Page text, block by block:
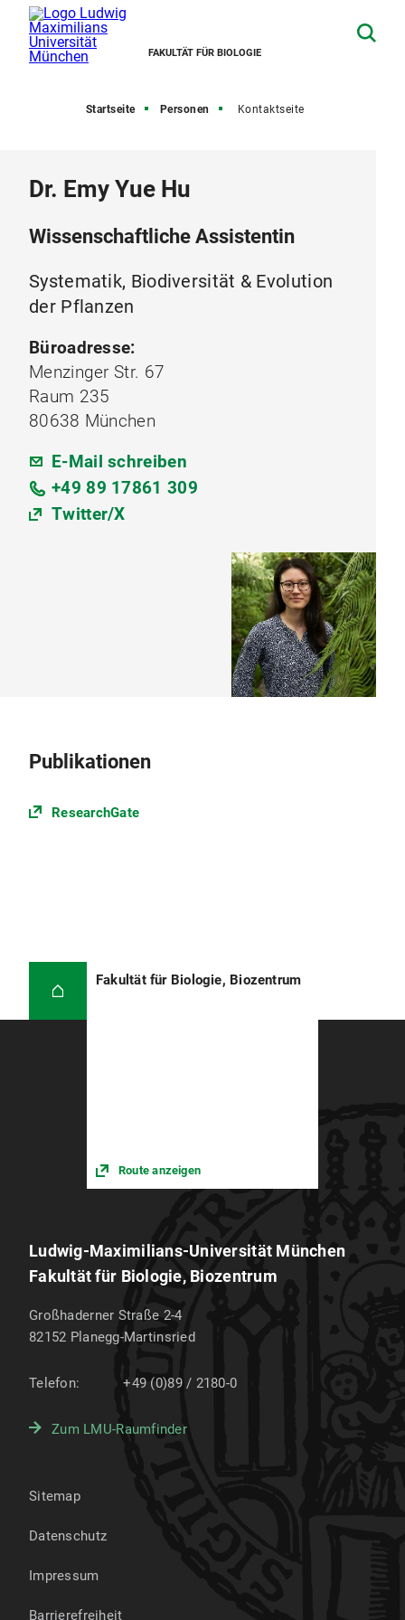
FAKULTÄT FÜR BIOLOGIE
Startseite Personen Kontaktseite
Dr. Emy Yue Hu
Wissenschaftliche Assistentin
Systematik, Biodiversität & Evolution
der Pflanzen
Büroadresse:
Menzinger Str. 67
Raum 235
80638 München
E-Mail schreiben
+49 89 17861 309
Twitter/X
Publikationen
ResearchGate
Fakultät für Biologie, Biozentrum
Route anzeigen
Ludwig-Maximilians-Universität München
Fakultät für Biologie, Biozentrum
Großhaderner Straße 2-4
82152 Planegg-Martinsried
Telefon: +49 (0)89 / 2180-0
Zum LMU-Raumfinder
Sitemap
Datenschutz
Impressum
Barrierefreiheit